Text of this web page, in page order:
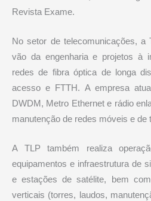
Revista Exame.
No setor de telecomunicações, a
vão da engenharia e projetos à
redes de fibra óptica de longa
acesso e FTTH. A empresa
DWDM, Metro Ethernet e rádio
manutenção de redes móveis e de
A TLP também realiza
equipamentos e infraestrutura de
e estações de satélite, bem
verticais (torres, laudos,